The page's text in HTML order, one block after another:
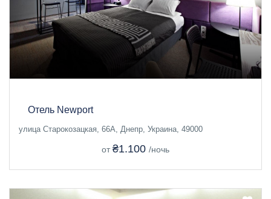
Отель Newport
улица Старокозацкая, 66А, Днепр, Украина, 49000
от ₴1.100 /ночь